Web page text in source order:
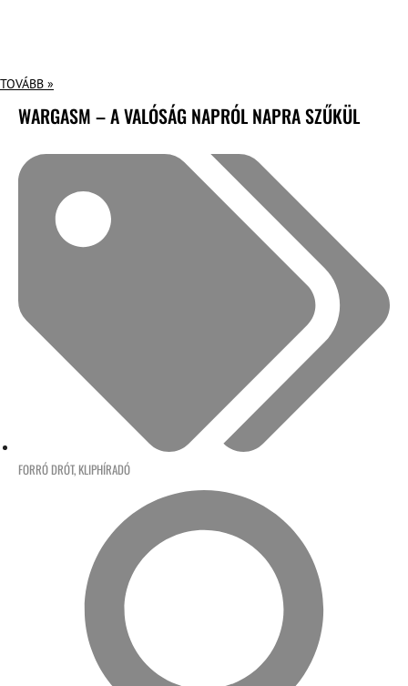
TOVÁBB »
WARGASM – A VALÓSÁG NAPRÓL NAPRA SZŰKÜL
FORRÓ DRÓT, KLIPHÍRADÓ